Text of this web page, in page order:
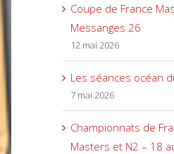
Coupe de France
Messanges 26
12 mai 2026
Les séances océan
7 mai 2026
Championnats de
Masters et N2 – 18